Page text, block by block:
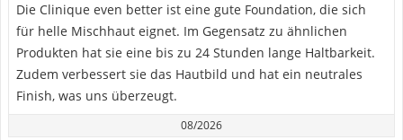
Die Clinique even better ist eine gute Foundation, die sich
für helle Mischhaut eignet. Im Gegensatz zu ähnlichen
Produkten hat sie eine bis zu 24 Stunden lange Haltbarkeit.
Zudem verbessert sie das Hautbild und hat ein neutrales
Finish, was uns überzeugt.
08/2026